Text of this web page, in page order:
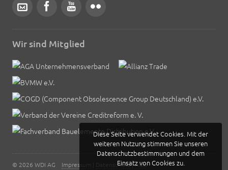
Wir sind Mitglied
© 2026 WDI AG Impressum Datenschutz|AGB
Diese Seite verwendet Cookies. Mit der
weiteren Nutzung stimmen Sie unseren
Datenschutzbestimmungen und dem
Einsatz von Cookies zu.